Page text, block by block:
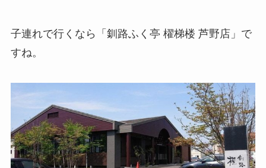
子連れで行くなら「釧路ふく亭 櫂梯楼 芦野店」で
すね。